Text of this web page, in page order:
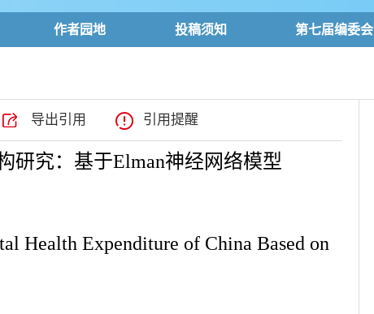
作者园地 投稿须知 第七届编委会
导出引用 引用提醒
研究：基于Elman神经网络模型
Health Expenditure of China Based on